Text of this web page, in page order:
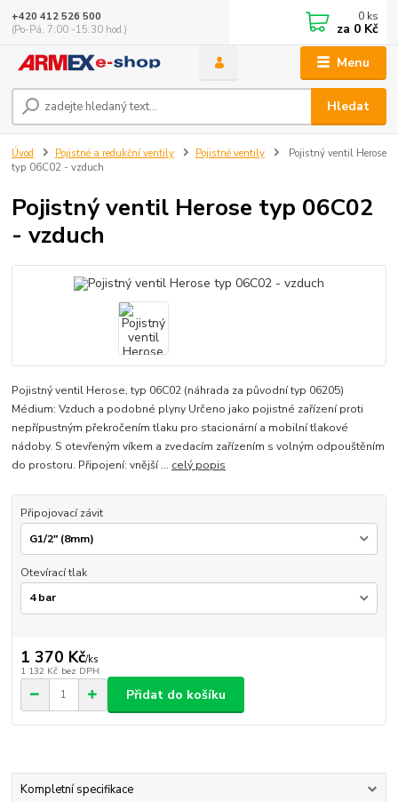
Menu
Hledat
+420 412 526 500
(Po-Pá, 7:00 -15:30 hod.)
0 ks
za 0 Kč
Úvod Pojistné a redukční ventily Pojistné ventily
Pojistný ventil Herose
typ 06C02 - vzduch
Pojistný ventil Herose typ 06C02
- vzduch
Pojistný ventil Herose, typ 06C02 (náhrada za původní typ 06205)
Médium: Vzduch a podobné plyny Určeno jako pojistné zařízení proti
nepřípustným překročením tlaku pro stacionární a mobilní tlakové
nádoby. S otevřeným víkem a zvedacím zařízením s volným odpouštěním
do prostoru. Připojení: vnější ... celý popis
Připojovací závit
Otevírací tlak
1 370 Kč/ks
1 132 Kč bez DPH
Přidat do košíku
Kompletní specifikace